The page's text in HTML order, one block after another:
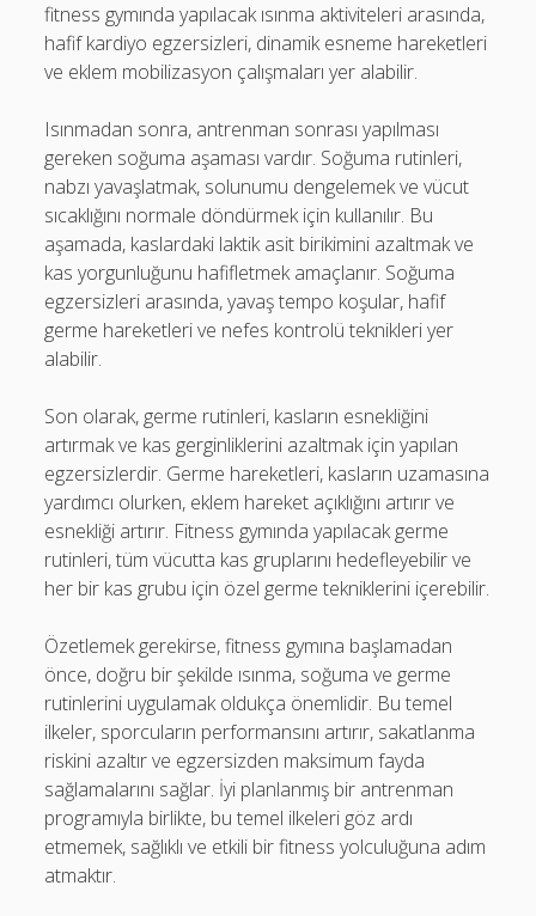
fitness gymında yapılacak ısınma aktiviteleri arasında,
hafif kardiyo egzersizleri, dinamik esneme hareketleri
ve eklem mobilizasyon çalışmaları yer alabilir.
Isınmadan sonra, antrenman sonrası yapılması
gereken soğuma aşaması vardır. Soğuma rutinleri,
nabzı yavaşlatmak, solunumu dengelemek ve vücut
sıcaklığını normale döndürmek için kullanılır. Bu
aşamada, kaslardaki laktik asit birikimini azaltmak ve
kas yorgunluğunu hafifletmek amaçlanır. Soğuma
egzersizleri arasında, yavaş tempo koşular, hafif
germe hareketleri ve nefes kontrolü teknikleri yer
alabilir.
Son olarak, germe rutinleri, kasların esnekliğini
artırmak ve kas gerginliklerini azaltmak için yapılan
egzersizlerdir. Germe hareketleri, kasların uzamasına
yardımcı olurken, eklem hareket açıklığını artırır ve
esnekliği artırır. Fitness gymında yapılacak germe
rutinleri, tüm vücutta kas gruplarını hedefleyebilir ve
her bir kas grubu için özel germe tekniklerini içerebilir.
Özetlemek gerekirse, fitness gymına başlamadan
önce, doğru bir şekilde ısınma, soğuma ve germe
rutinlerini uygulamak oldukça önemlidir. Bu temel
ilkeler, sporcuların performansını artırır, sakatlanma
riskini azaltır ve egzersizden maksimum fayda
sağlamalarını sağlar. İyi planlanmış bir antrenman
programıyla birlikte, bu temel ilkeleri göz ardı
etmemek, sağlıklı ve etkili bir fitness yolculuğuna adım
atmaktır.